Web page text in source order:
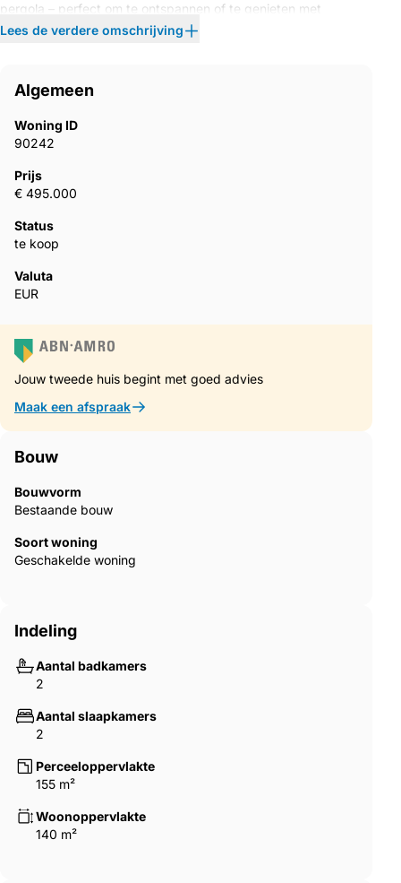
pergola – perfect om te ontspannen of te genieten met
vrienden.
bouwen tot een derde slaapkamer met badkamer.
Dimmers voor verlichting
Extra stopcontacten door het hele huis
Extra schuifdeuren in de woonkamer voor meer lichtinval en
toegankelijkheid
Een uitstekende keuze als vaste woning of luxe
vakantieverblijf.
Lees de verdere omschrijving
Algemeen
Woning ID
90242
Prijs
€ 495.000
Status
te koop
Valuta
EUR
Jouw tweede huis begint met goed advies
Maak een afspraak
Bouw
Bouwvorm
Bestaande bouw
Soort woning
Geschakelde woning
Indeling
Aantal badkamers
2
Aantal slaapkamers
2
Perceeloppervlakte
155 m²
Woonoppervlakte
140 m²